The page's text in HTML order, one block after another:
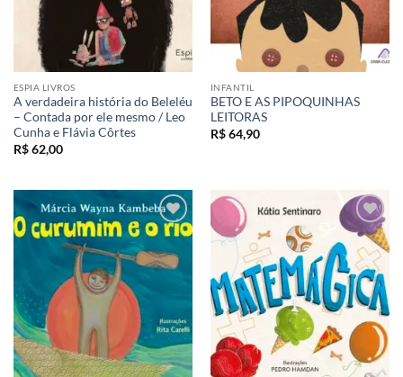
ESPIA LIVROS
A verdadeira história do Beleléu
– Contada por ele mesmo / Leo
Cunha e Flávia Côrtes
R$62,00
INFANTIL
BETO E AS PIPOQUINHAS
LEITORAS
R$64,90
Adicionar
aos meus
desejos
Adicionar
aos meus
desejos